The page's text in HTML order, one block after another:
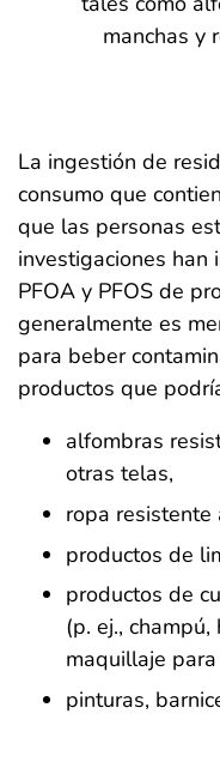
manchas y
La ingestión de
consumo que
que las personas
investigaciones han
PFOA y PFOS de
generalmente es
para beber
productos que
alfombras
otras telas,
ropa resistente
productos de
productos de
(p. ej.,
maquillaje
pinturas,